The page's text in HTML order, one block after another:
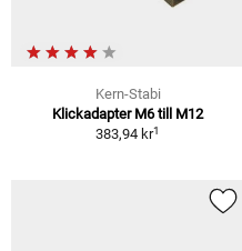
Kern-Stabi
Klickadapter M6 till M12
383,94 kr1